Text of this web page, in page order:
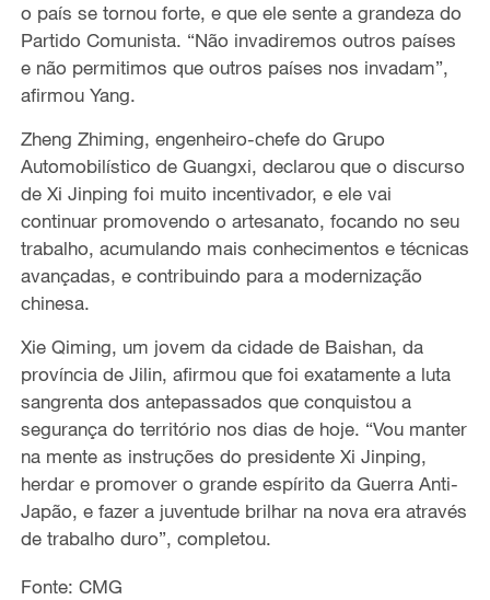
o país se tornou forte, e que ele sente a grandeza do
Partido Comunista. “Não invadiremos outros países
e não permitimos que outros países nos invadam”,
afirmou Yang.
Zheng Zhiming, engenheiro-chefe do Grupo
Automobilístico de Guangxi, declarou que o discurso
de Xi Jinping foi muito incentivador, e ele vai
continuar promovendo o artesanato, focando no seu
trabalho, acumulando mais conhecimentos e técnicas
avançadas, e contribuindo para a modernização
chinesa.
Xie Qiming, um jovem da cidade de Baishan, da
província de Jilin, afirmou que foi exatamente a luta
sangrenta dos antepassados que conquistou a
segurança do território nos dias de hoje. “Vou manter
na mente as instruções do presidente Xi Jinping,
herdar e promover o grande espírito da Guerra Anti-
Japão, e fazer a juventude brilhar na nova era através
de trabalho duro”, completou.
Fonte: CMG